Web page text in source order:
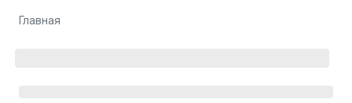
Главная